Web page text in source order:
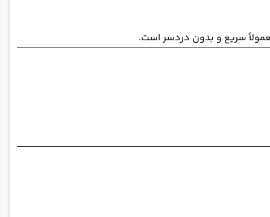
سریع و بدون دردسر است.